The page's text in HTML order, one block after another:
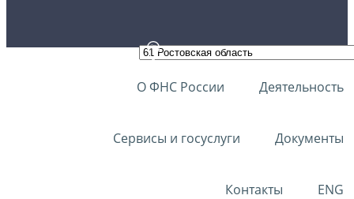
О ФНС России Деятельность
Сервисы и госуслуги Документы
Контакты ENG